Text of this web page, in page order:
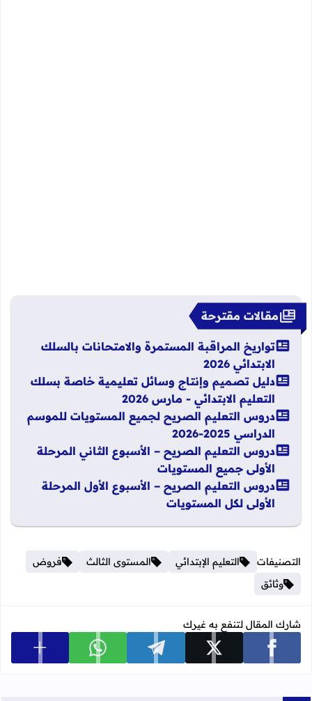
مقالات مقترحة
تواريخ المراقبة المستمرة والامتحانات بالسلك
الابتدائي 2026
دليل تصميم وإنتاج وسائل تعليمية خاصة بسلك
التعليم الابتدائي - مارس 2026
دروس التعليم الصريح لجميع المستويات للموسم
الدراسي 2025-2026
دروس التعليم الصريح – الأسبوع الثاني المرحلة
الأولى جميع المستويات
دروس التعليم الصريح – الأسبوع الأول المرحلة
الأولى لكل المستويات
التصنيفات التعليم الإبتدائي المستوى الثالث
فروض
وثائق
شارك المقال لتنفع به غيرك
شارك على facebook شارك على x شارك على telegram شارك على whatsapp عرض